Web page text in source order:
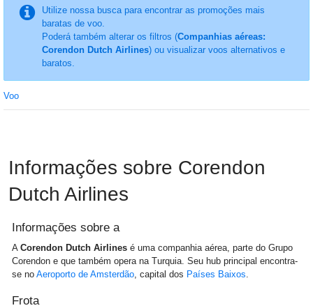
Utilize nossa busca para encontrar as promoções mais
baratas de voo.
Poderá também alterar os filtros (Companhias aéreas:
Corendon Dutch Airlines) ou visualizar voos alternativos e
baratos.
Voo
Informações sobre Corendon
Dutch Airlines
Informações sobre a
A Corendon Dutch Airlines é uma companhia aérea, parte do Grupo
Corendon e que também opera na Turquia. Seu hub principal encontra-
se no Aeroporto de Amsterdão, capital dos Países Baixos.
Frota